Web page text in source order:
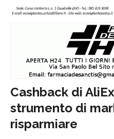
Cashback di
strumento di
risparmiare